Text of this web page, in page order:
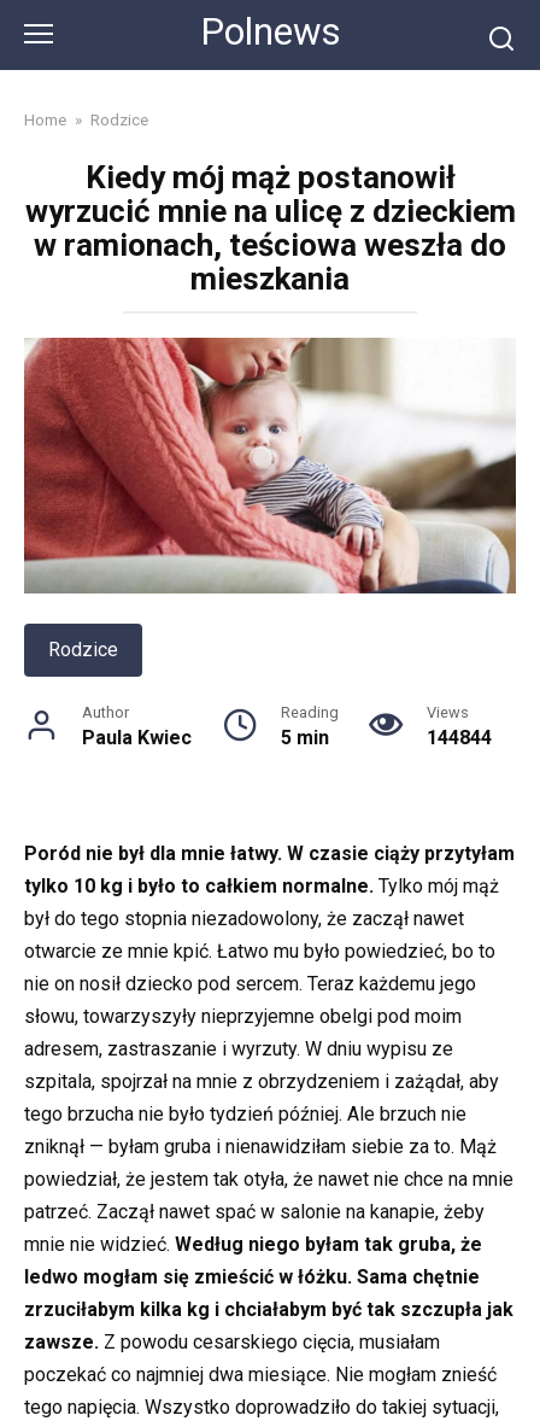
content
Polnews
Home » Rodzice
Kiedy mój mąż postanowił
wyrzucić mnie na ulicę z dzieckiem
w ramionach, teściowa weszła do
mieszkania
Rodzice
Author
Paula Kwiec
Reading
5 min
Views
144844
Poród nie był dla mnie łatwy. W czasie ciąży przytyłam
tylko 10 kg i było to całkiem normalne. Tylko mój mąż
był do tego stopnia niezadowolony, że zaczął nawet
otwarcie ze mnie kpić. Łatwo mu było powiedzieć, bo to
nie on nosił dziecko pod sercem. Teraz każdemu jego
słowu, towarzyszyły nieprzyjemne obelgi pod moim
adresem, zastraszanie i wyrzuty. W dniu wypisu ze
szpitala, spojrzał na mnie z obrzydzeniem i zażądał, aby
tego brzucha nie było tydzień później. Ale brzuch nie
zniknął — byłam gruba i nienawidziłam siebie za to. Mąż
powiedział, że jestem tak otyła, że nawet nie chce na mnie
patrzeć. Zaczął nawet spać w salonie na kanapie, żeby
mnie nie widzieć. Według niego byłam tak gruba, że
ledwo mogłam się zmieścić w łóżku. Sama chętnie
zrzuciłabym kilka kg i chciałabym być tak szczupła jak
zawsze. Z powodu cesarskiego cięcia, musiałam
poczekać co najmniej dwa miesiące. Nie mogłam znieść
tego napięcia. Wszystko doprowadziło do takiej sytuacji,